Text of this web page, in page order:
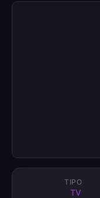
TIPO
TV